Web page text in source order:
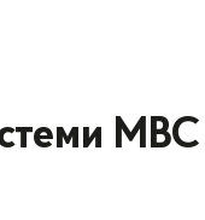
МВС